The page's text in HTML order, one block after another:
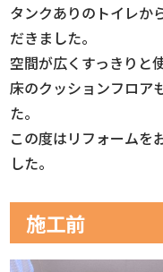
タンクありのトイレか
だきました。
空間が広くすっきりと
床のクッションフロア
た。
この度はリフォームを
した。
施工前